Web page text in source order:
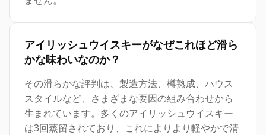
アイリッシュウイスキーがなぜこれほど滑ら
かな味わいなのか？
その滑らかな評判は、製造方法、樽熟成、ハウス
スタイルなど、さまざまな要因の組み合わせから
生まれています。多くのアイリッシュウイスキー
は3回蒸留されており、これによりより軽やかで清